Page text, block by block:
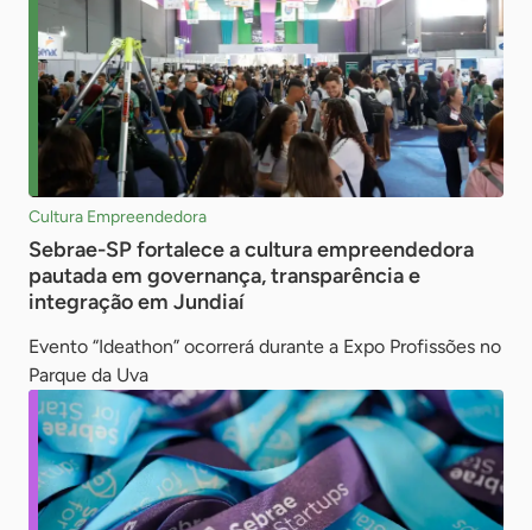
Cultura Empreendedora
Sebrae-SP fortalece a cultura empreendedora
pautada em governança, transparência e
integração em Jundiaí
Evento “Ideathon” ocorrerá durante a Expo Profissões no
Parque da Uva